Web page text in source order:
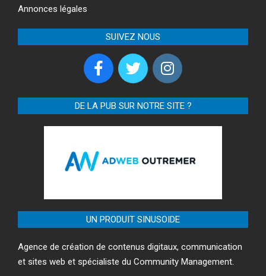
Annonces légales
SUIVEZ NOUS
DE LA PUB SUR NOTRE SITE ?
UN PRODUIT SINUSOIDE
Agence de création de contenus digitaux, communication
et sites web et spécialiste du Community Management.